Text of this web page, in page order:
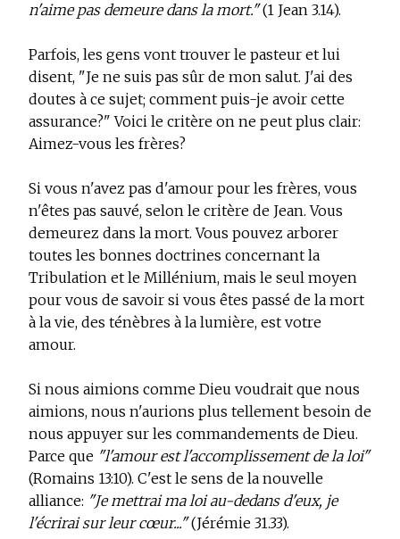
n'aime pas demeure dans la mort."(1 Jean 3.14).
Parfois, les gens vont trouver le pasteur et lui
disent, "Je ne suis pas sûr de mon salut. J'ai des
doutes à ce sujet; comment puis-je avoir cette
assurance?" Voici le critère on ne peut plus clair:
Aimez-vous les frères?
Si vous n'avez pas d'amour pour les frères, vous
n'êtes pas sauvé, selon le critère de Jean. Vous
demeurez dans la mort. Vous pouvez arborer
toutes les bonnes doctrines concernant la
Tribulation et le Millénium, mais le seul moyen
pour vous de savoir si vous êtes passé de la mort
à la vie, des ténèbres à la lumière, est votre
amour.
Si nous aimions comme Dieu voudrait que nous
aimions, nous n'aurions plus tellement besoin de
nous appuyer sur les commandements de Dieu.
Parce que "l'amour est l'accomplissement de la loi"
(Romains 13:10). C'est le sens de la nouvelle
alliance: "Je mettrai ma loi au-dedans d'eux, je
l'écrirai sur leur cœur..."(Jérémie 31.33).